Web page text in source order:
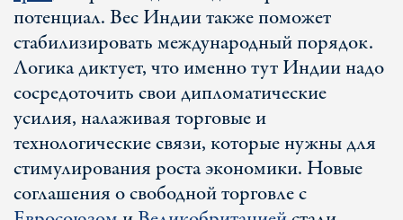
потенциал. Вес Индии также поможет
стабилизировать международный порядок.
Логика диктует, что именно тут Индии надо
сосредоточить свои дипломатические
усилия, налаживая торговые и
технологические связи, которые нужны для
стимулирования роста экономики. Новые
соглашения о свободной торговле с